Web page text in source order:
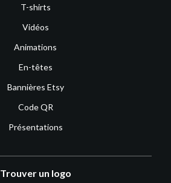
T-shirts
Vidéos
Animations
En-têtes
Bannières Etsy
Code QR
Présentations
Trouver un logo